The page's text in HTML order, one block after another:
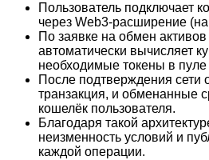
Пользователь подключает
через Web3-расширение
По заявке на обмен активов
автоматически вычисляет
необходимые токены в пуле
После подтверждения сети
транзакция, и обменанные
кошелёк пользователя.
Благодаря такой
неизменность условий и
каждой операции.